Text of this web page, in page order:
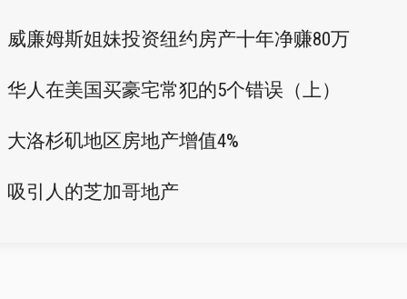
威廉姆斯姐妹投资纽约房产十年净赚80万
华人在美国买豪宅常犯的5个错误（上）
大洛杉矶地区房地产增值4%
吸引人的芝加哥地产